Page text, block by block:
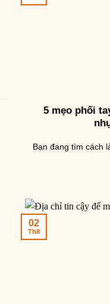
Núm tròn bằng sứ
vàng NK020-TV (Màu
68,000
5 mẹo phối
Bạn đang tìm cách
02
Th8